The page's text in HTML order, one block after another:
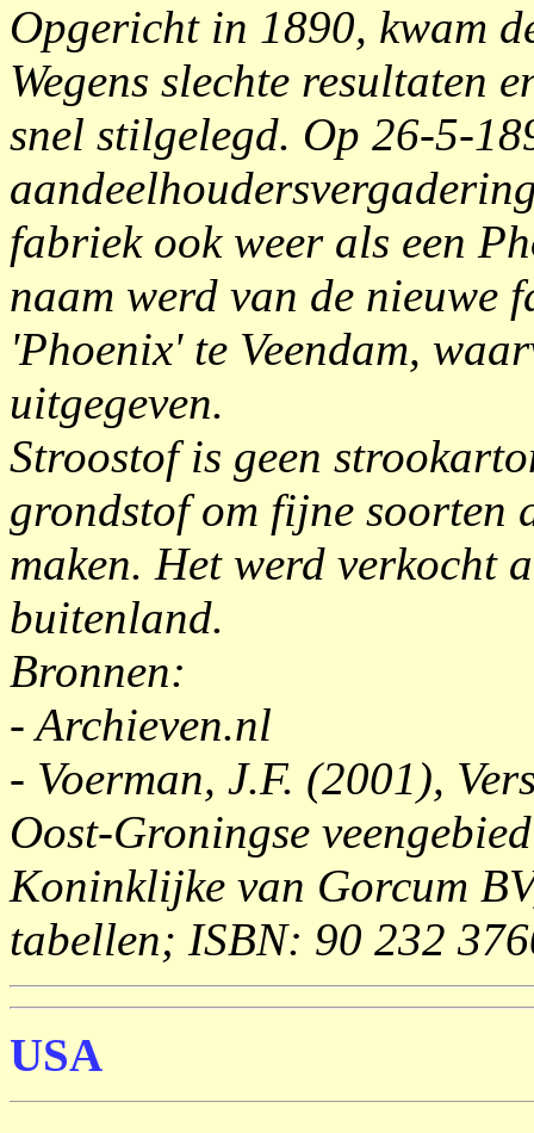
Opgericht in 1890, kwam
Wegens slechte resultaten
snel stilgelegd. Op 26-5-
fabriek ook weer als een
naam werd van de nieuwe
'Phoenix' te Veendam,
uitgegeven.
Stroostof is geen
grondstof om fijne soorten
maken. Het werd verkocht
buitenland.
Bronnen:
- Archieven.nl
- Voerman, J.F. (2001),
Oost-Groningse
Koninklijke van Gorcum
tabellen; ISBN: 90 232
USA